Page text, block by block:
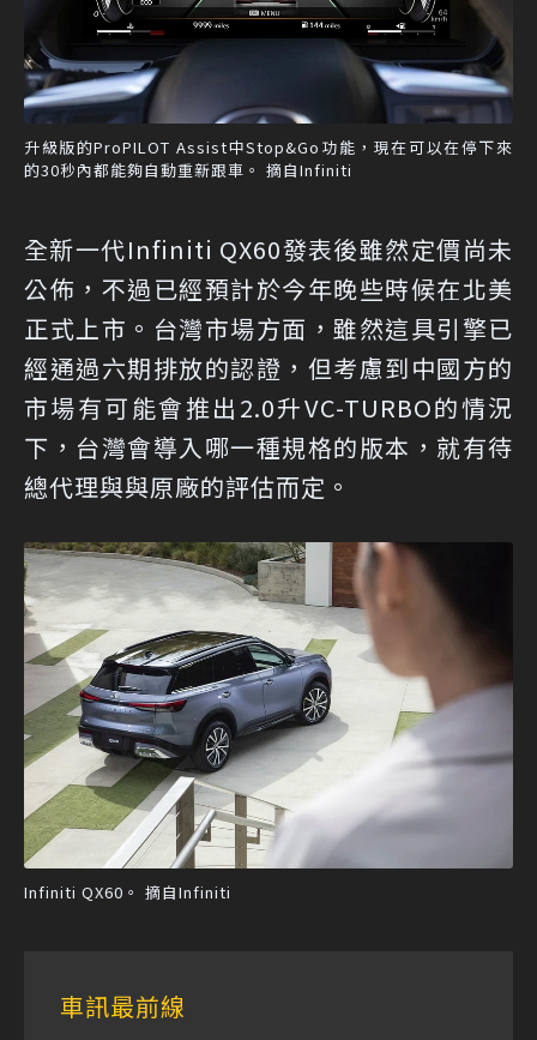
升級版的ProPILOT Assist中Stop&Go功能，現在可以在停下來
的30秒內都能夠自動重新跟車。 摘自Infiniti
全新一代Infiniti QX60發表後雖然定價尚未
公佈，不過已經預計於今年晚些時候在北美
正式上市。台灣市場方面，雖然這具引擎已
經通過六期排放的認證，但考慮到中國方的
市場有可能會推出2.0升VC-TURBO的情況
下，台灣會導入哪一種規格的版本，就有待
總代理與與原廠的評估而定。
Infiniti QX60。 摘自Infiniti
車訊最前線